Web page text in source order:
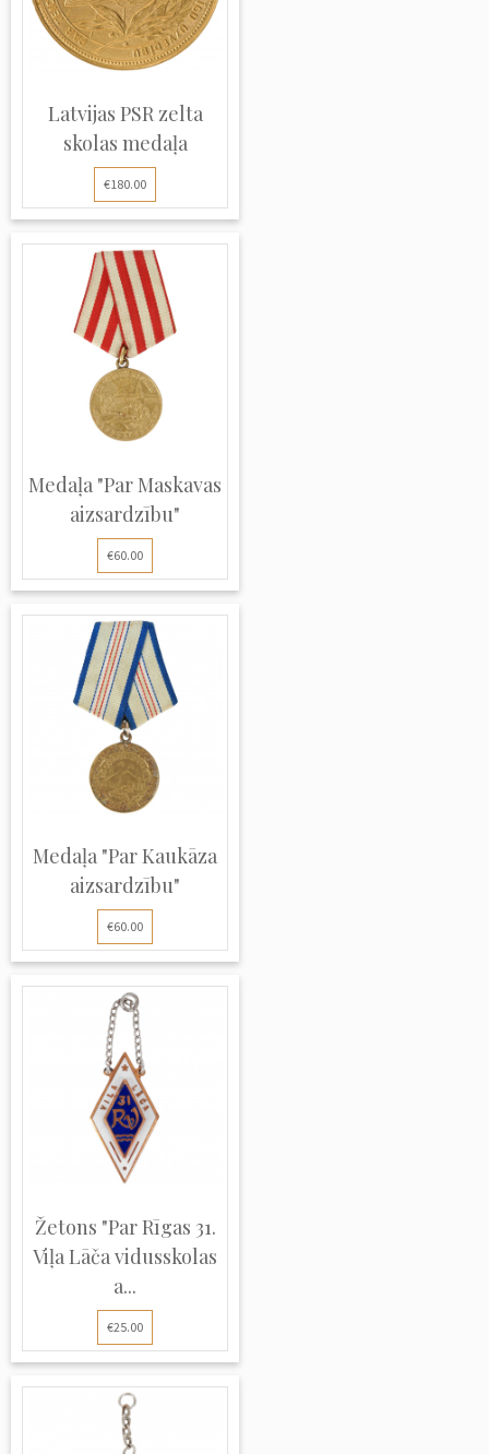
Latvijas PSR zelta
skolas medaļa
€180.00
Medaļa "Par Maskavas
aizsardzību"
€60.00
Medaļa "Par Kaukāza
aizsardzību"
€60.00
Žetons "Par Rīgas 31.
Viļa Lāča vidusskolas
a...
€25.00